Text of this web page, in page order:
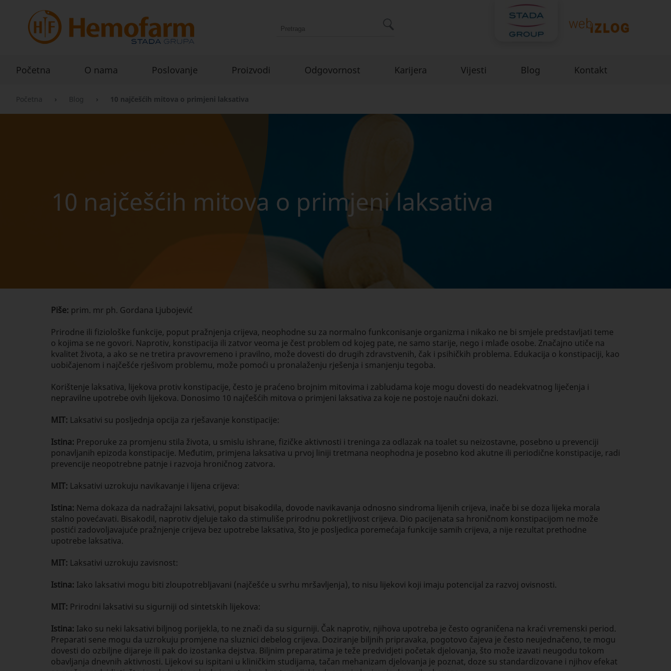
Početna O nama Poslovanje Proizvodi Odgovornost Karijera Vijesti Blog Kontakt
Početna › Blog › 10 najčešćih mitova o primjeni laksativa
10 najčešćih mitova o primjeni laksativa
Piše: prim. mr ph. Gordana Ljubojević
Prirodne ili fiziološke funkcije, poput pražnjenja crijeva, neophodne su za normalno funkconisanje organizma i nikako ne bi smjele predstavljati teme
o kojima se ne govori. Naprotiv, konstipacija ili zatvor veoma je čest problem od kojeg pate, ne samo starije, nego i mlađe osobe. Značajno utiče na
kvalitet života, a ako se ne tretira pravovremeno i pravilno, može dovesti do drugih zdravstvenih, čak i psihičkih problema. Edukacija o konstipaciji, kao
uobičajenom i najčešće rješivom problemu, može pomoći u pronalaženju rješenja i smanjenju tegoba.
Korištenje laksativa, lijekova protiv konstipacije, često je praćeno brojnim mitovima i zabludama koje mogu dovesti do neadekvatnog liječenja i
nepravilne upotrebe ovih lijekova. Donosimo 10 najčešćih mitova o primjeni laksativa za koje ne postoje naučni dokazi.
MIT: Laksativi su posljednja opcija za rješavanje konstipacije:
Istina: Preporuke za promjenu stila života, u smislu ishrane, fizičke aktivnosti i treninga za odlazak na toalet su neizostavne, posebno u prevenciji
ponavljanih epizoda konstipacije. Međutim, primjena laksativa u prvoj liniji tretmana neophodna je posebno kod akutne ili periodične konstipacije, radi
prevencije neopotrebne patnje i razvoja hroničnog zatvora.
MIT: Laksativi uzrokuju navikavanje i lijena crijeva:
Istina: Nema dokaza da nadražajni laksativi, poput bisakodila, dovode navikavanja odnosno sindroma lijenih crijeva, inače bi se doza lijeka morala
stalno povećavati. Bisakodil, naprotiv djeluje tako da stimuliše prirodnu pokretljivost crijeva. Dio pacijenata sa hroničnom konstipacijom ne može
postići zadovoljavajuće pražnjenje crijeva bez upotrebe laksativa, što je posljedica poremećaja funkcije samih crijeva, a nije rezultat prethodne
upotrebe laksativa.
MIT: Laksativi uzrokuju zavisnost:
Istina: Iako laksativi mogu biti zloupotrebljavani (najčešće u svrhu mršavljenja), to nisu lijekovi koji imaju potencijal za razvoj ovisnosti.
MIT: Prirodni laksativi su sigurniji od sintetskih lijekova:
Istina: Iako su neki laksativi biljnog porijekla, to ne znači da su sigurniji. Čak naprotiv, njihova upotreba je često ograničena na kraći vremenski period.
Preparati sene mogu da uzrokuju promjene na sluznici debelog crijeva. Doziranje biljnih pripravaka, pogotovo čajeva je često neujednačeno, te mogu
dovesti do ozbiljne dijareje ili pak do izostanka dejstva. Biljnim preparatima je teže predvidjeti početak djelovanja, što može izavati neugodu tokom
obavljanja dnevnih aktivnosti. Lijekovi su ispitani u kliničkim studijama, tačan mehanizam djelovanja je poznat, doze su standardizovane i njihov efekat